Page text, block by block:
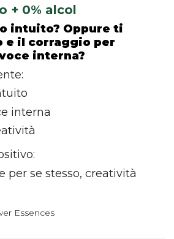
+ 0% alcol
intuito? Oppure ti
e il corraggio per
interna?
interna
per se stesso, creatività
Essences